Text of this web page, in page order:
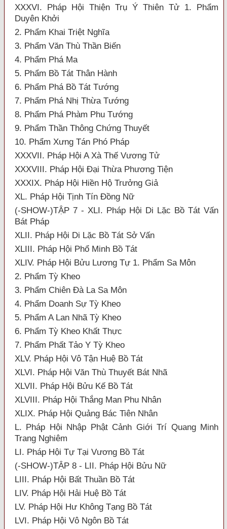
XXXVI. Pháp Hội Thiện Trụ Ý Thiên Tử 1. Phẩm
Duyên Khởi
2. Phẩm Khai Triệt Nghĩa
3. Phẩm Văn Thù Thần Biến
4. Phẩm Phá Ma
5. Phẩm Bồ Tát Thân Hành
6. Phẩm Phá Bồ Tát Tướng
7. Phẩm Phá Nhị Thừa Tướng
8. Phẩm Phá Phàm Phu Tướng
9. Phẩm Thần Thông Chứng Thuyết
10. Phẩm Xưng Tán Phó Pháp
XXXVII. Pháp Hội A Xà Thế Vương Tử
XXXVIII. Pháp Hội Đại Thừa Phương Tiện
XXXIX. Pháp Hội Hiền Hộ Trưởng Giả
XL. Pháp Hội Tịnh Tín Đồng Nữ
(-SHOW-)TẬP 7 - XLI. Pháp Hội Di Lặc Bồ Tát Vấn
Bát Pháp
XLII. Pháp Hội Di Lặc Bồ Tát Sở Vấn
XLIII. Pháp Hội Phổ Minh Bồ Tát
XLIV. Pháp Hội Bửu Lương Tự 1. Phẩm Sa Môn
2. Phẩm Tỳ Kheo
3. Phẩm Chiên Đà La Sa Môn
4. Phẩm Doanh Sự Tỳ Kheo
5. Phẩm A Lan Nhã Tỳ Kheo
6. Phẩm Tỳ Kheo Khất Thực
7. Phẩm Phất Tảo Y Tỳ Kheo
XLV. Pháp Hội Vô Tận Huệ Bồ Tát
XLVI. Pháp Hội Văn Thù Thuyết Bát Nhã
XLVII. Pháp Hội Bửu Kế Bồ Tát
XLVIII. Pháp Hội Thắng Man Phu Nhân
XLIX. Pháp Hội Quảng Bác Tiên Nhân
L. Pháp Hội Nhập Phật Cảnh Giới Trí Quang Minh
Trang Nghiêm
LI. Pháp Hội Tự Tại Vương Bồ Tát
(-SHOW-)TẬP 8 - LII. Pháp Hội Bửu Nữ
LIII. Pháp Hội Bất Thuần Bồ Tát
LIV. Pháp Hội Hải Huệ Bồ Tát
LV. Pháp Hội Hư Không Tạng Bồ Tát
LVI. Pháp Hội Vô Ngôn Bồ Tát